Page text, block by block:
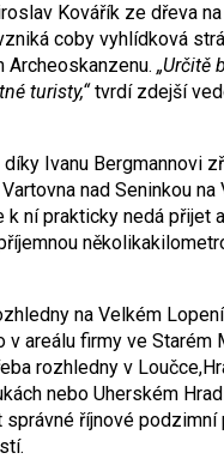
Kovářík ze dřeva
coby vyhlídková
Archeoskanzenu. „Určitě
turisty,“tvrdí zdejší
Ivanu Bergmannovi
nad Seninkou na
k ní prakticky nedá přijet
na Velkém
v areálu firmy ve Starém
rozhledny v
nebo Uherském
správné říjnové podzimní